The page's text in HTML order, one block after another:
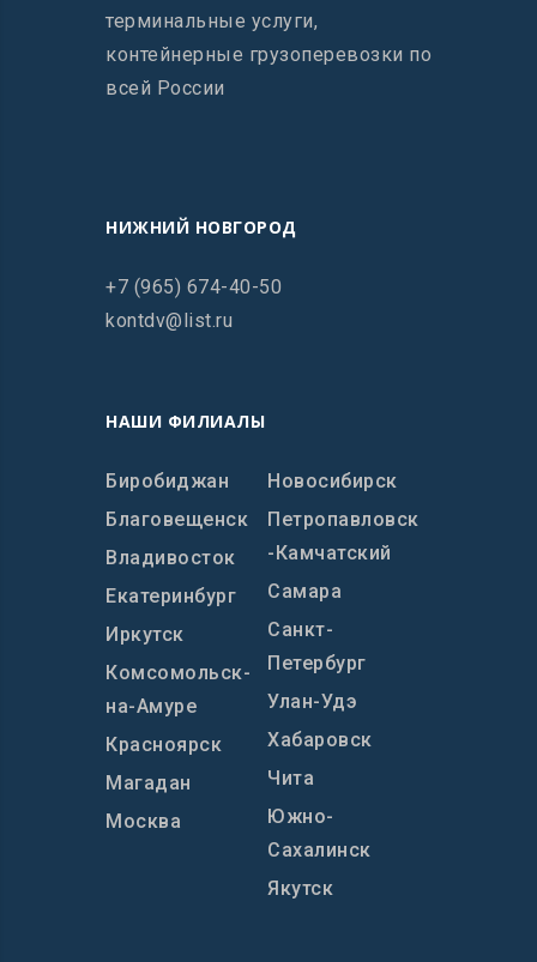
терминальные услуги,
контейнерные грузоперевозки по
всей России
НИЖНИЙ НОВГОРОД
+7 (965) 674-40-50
kontdv@list.ru
НАШИ ФИЛИАЛЫ
Биробиджан
Благовещенск
Владивосток
Екатеринбург
Иркутск
Комсомольск-
на-Амуре
Красноярск
Магадан
Москва
Новосибирск
Петропавловск
-Камчатский
Самара
Санкт-
Петербург
Улан-Удэ
Хабаровск
Чита
Южно-
Сахалинск
Якутск